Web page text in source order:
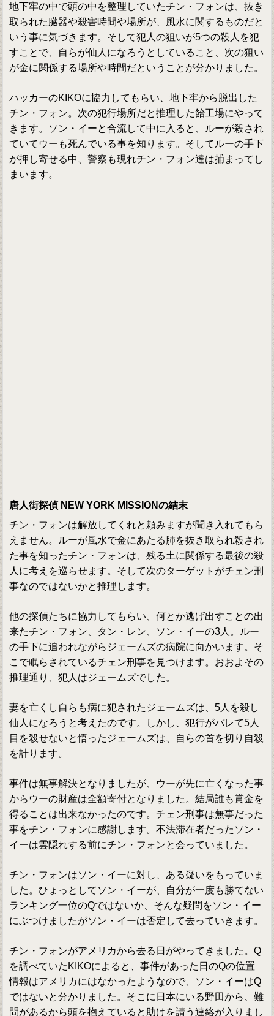
地下牢の中で頭の中を整理していたチン・フォンは、抜き
取られた臓器や殺害時間や場所が、風水に関するものだと
いう事に気づきます。そして犯人の狙いが5つの殺人を犯
すことで、自らが仙人になろうとしていること、次の狙い
が金に関係する場所や時間だということが分かりました。
ハッカーのKIKOに協力してもらい、地下牢から脱出した
チン・フォン。次の犯行場所だと推理した飴工場にやって
きます。ソン・イーと合流して中に入ると、ルーが殺され
ていてウーも死んでいる事を知ります。そしてルーの手下
が押し寄せる中、警察も現れチン・フォン達は捕まってし
まいます。
唐人街探偵 NEW YORK MISSIONの結末
チン・フォンは解放してくれと頼みますが聞き入れてもら
えません。ルーが風水で金にあたる肺を抜き取られ殺され
た事を知ったチン・フォンは、残る土に関係する最後の殺
人に考えを巡らせます。そして次のターゲットがチェン刑
事なのではないかと推理します。
他の探偵たちに協力してもらい、何とか逃げ出すことの出
来たチン・フォン、タン・レン、ソン・イーの3人。ルー
の手下に追われながらジェームズの病院に向かいます。そ
こで眠らされているチェン刑事を見つけます。おおよその
推理通り、犯人はジェームズでした。
妻を亡くし自らも病に犯されたジェームズは、5人を殺し
仙人になろうと考えたのです。しかし、犯行がバレて5人
目を殺せないと悟ったジェームズは、自らの首を切り自殺
を計ります。
事件は無事解決となりましたが、ウーが先に亡くなった事
からウーの財産は全額寄付となりました。結局誰も賞金を
得ることは出来なかったのです。チェン刑事は無事だった
事をチン・フォンに感謝します。不法滞在者だったソン・
イーは雲隠れする前にチン・フォンと会っていました。
チン・フォンはソン・イーに対し、ある疑いをもっていま
した。ひょっとしてソン・イーが、自分が一度も勝てない
ランキング一位のQではないか、そんな疑問をソン・イー
にぶつけましたがソン・イーは否定して去っていきます。
チン・フォンがアメリカから去る日がやってきました。Q
を調べていたKIKOによると、事件があった日のQの位置
情報はアメリカにはなかったようなので、ソン・イーはQ
ではないと分かりました。そこに日本にいる野田から、難
問があるから頭を抱えていると助けを請う連絡が入りまし